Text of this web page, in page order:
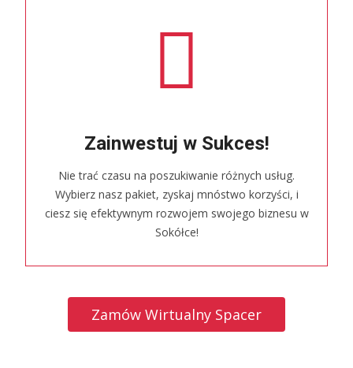
Zainwestuj w Sukces!
Nie trać czasu na poszukiwanie różnych usług.
Wybierz nasz pakiet, zyskaj mnóstwo korzyści, i
ciesz się efektywnym rozwojem swojego biznesu w
Sokółce!
Zamów Wirtualny Spacer